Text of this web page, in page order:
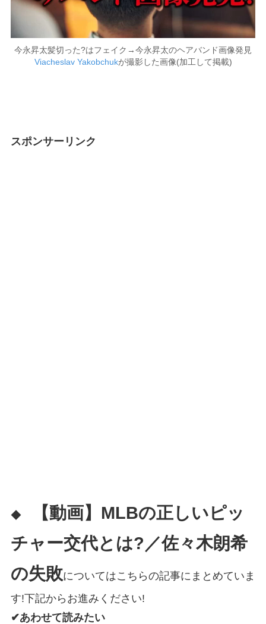
今永昇太髪切った?はフェイク→今永昇太のヘアバンド画像発見
Viacheslav Yakobchukが撮影した画像(加工して掲載)
スポンサーリンク
◆
【動画】MLBの正しいピッ
チャー交代とは?／佐々木朗希
の失敗についてはこちらの記事にまとめていま
す!下記からお進みください!
✔あわせて読みたい